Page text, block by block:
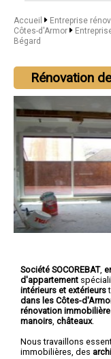
Accueil
Entreprise
Côtes-d'Armor
Bégard
Rénovation
Société SOCOREBAT,
d'appartement
intérieurs et extérieurs
dans les Côtes-
rénovation immobilière
manoirs châteaux.
Nous travaillons
immobilières, des